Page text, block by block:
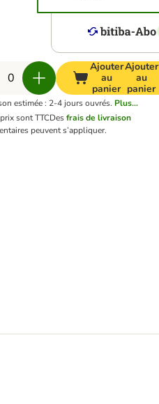
Ajouter
au
panier
Ajouter
au
panier
estimée : 2-4 jours ouvrés. Plus...
sont TTCDesfrais de livraison
peuvent s’appliquer.